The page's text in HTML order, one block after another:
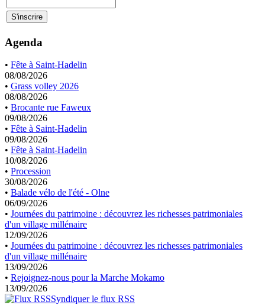
Agenda
• Fête à Saint-Hadelin
08/08/2026
• Grass volley 2026
08/08/2026
• Brocante rue Faweux
09/08/2026
• Fête à Saint-Hadelin
09/08/2026
• Fête à Saint-Hadelin
10/08/2026
• Procession
30/08/2026
• Balade vélo de l'été - Olne
06/09/2026
• Journées du patrimoine : découvrez les richesses patrimoniales
d'un village millénaire
12/09/2026
• Journées du patrimoine : découvrez les richesses patrimoniales
d'un village millénaire
13/09/2026
• Rejoignez-nous pour la Marche Mokamo
13/09/2026
Syndiquer le flux RSS